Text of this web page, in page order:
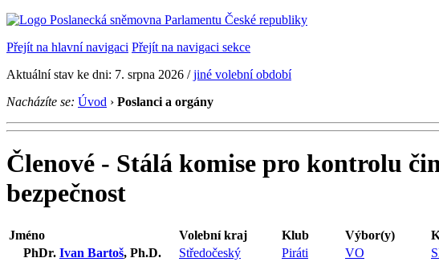
Přejít na hlavní navigaci Přejít na navigaci sekce
Aktuální stav ke dni: 7. srpna 2026 /jiné volební období
Nacházíte se: Úvod › Poslanci a orgány
Členové - Stálá komise pro kontrolu
bezpečnost
Jméno Volební kraj Klub Výbor(y)
PhDr. Ivan Bartoš, Ph.D. Středočeský Piráti VO